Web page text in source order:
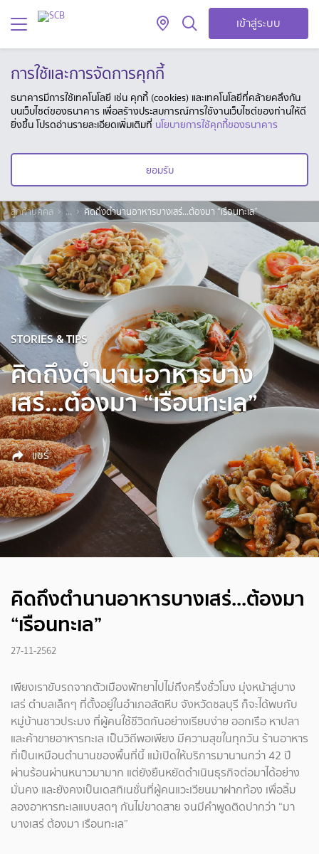
เข้าสู่ระบบ
การใช้และการจัดการคุกกี้
ธนาคารมีการใช้เทคโนโลยี เช่น คุกกี้ (cookies) และเทคโนโลยีที่คล้ายคลึงกัน
บนเว็บไซต์ของธนาคาร เพื่อสร้างประสบการณ์การใช้งานเว็บไซต์ของท่านให้ดี
ยิ่งขึ้น โปรดอ่านรายละเอียดเพิ่มเติมที่ นโยบายการใช้คุกกี้ของธนาคาร
ยอมรับ
ลูกค้าบุคคล ... คิดถึงตำนานอาหารบางเสร่...ต้องมา “เรือนทะเล”
STORIES & TIPS
คิดถึงตำนานอาหารบาง
เสร่...ต้องมา “เรือนทะเล”
แชร์
คิดถึงตำนานอาหารบางเสร่...ต้องมา
“เรือนทะเล”
27-11-2562
เพียงเราขับรถจากตัวเมืองพัทยาไปไม่ถึงครึ่งชั่วโมง มุ่งหน้าสู่บาง
เสร่ ตำบลเล็กๆ ที่ตั้งอยู่ในอำเภอสัตหีบ จังหวัดชลบุรี ก็จะได้พบกับ
หมู่บ้านชาวประมง ที่ผู้คนใช้ชีวิตกันอย่างเรียบง่าย ออกเรือ หาปลา
และค้าขายอาหารทะเล เป็นวิถีพอเพียง มีความสุขในทุกวัน ร้านอาหาร
ที่เป็นเหมือนตำนานของพื้นที่นี้ แม้เปิดให้บริการมานานกว่า 42 ปี
ผ่านร้อนผ่านหนาวมามาก แต่ยังยืนหยัดดำเนินธุรกิจต่อมาได้อย่าง
มั่นคง และยังคงเป็นเดสทิเนชั่นที่ผู้คนแวะเวียนมาฝากท้อง เพื่อลิ้ม
ลองอาหารทะเลแบบสดๆ กันไม่ขาดสาย จนมีคำพูดติดปากว่า “มา
บางเสร่ ต้องมา เรือนทะเล”